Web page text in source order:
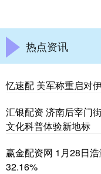
热点资讯
忆速配 美军称重启对
汇银配资 济南后宰门
文化科普体验新地标
赢金配资网 1月28日
32.16%